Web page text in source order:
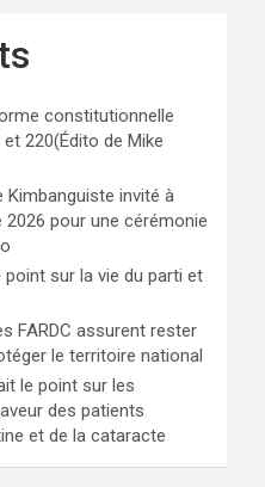
constitutionnelle
220(Édito de Mike
Kimbanguiste invité à
pour une cérémonie
point sur la vie du parti et
FARDC assurent rester
le territoire national
le point sur les
des patients
et de la cataracte